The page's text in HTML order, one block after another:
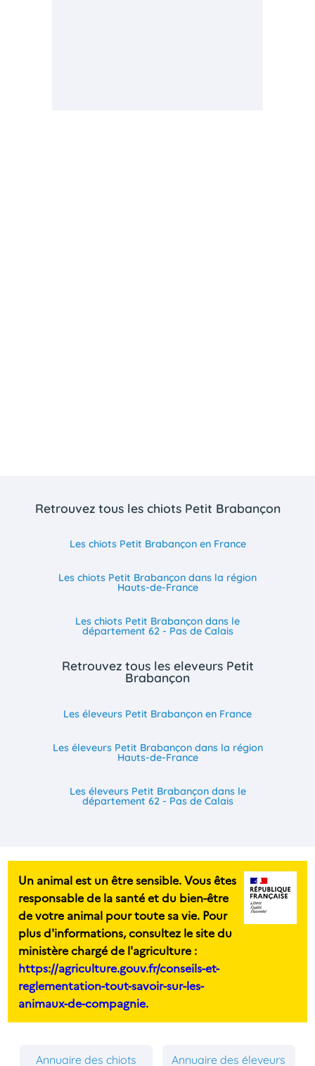
Retrouvez tous les chiots Petit Brabançon
Les chiots Petit Brabançon en France
Les chiots Petit Brabançon dans la région
Hauts-de-France
Les chiots Petit Brabançon dans le
département 62 - Pas de Calais
Retrouvez tous les eleveurs Petit
Brabançon
Les éleveurs Petit Brabançon en France
Les éleveurs Petit Brabançon dans la région
Hauts-de-France
Les éleveurs Petit Brabançon dans le
département 62 - Pas de Calais
Un animal est un être sensible. Vous êtes
responsable de la santé et du bien-être
de votre animal pour toute sa vie. Pour
plus d'informations, consultez le site du
ministère chargé de l'agriculture :
https://agriculture.gouv.fr/conseils-et-
reglementation-tout-savoir-sur-les-
animaux-de-compagnie.
Annuaire des chiots Annuaire des éleveurs